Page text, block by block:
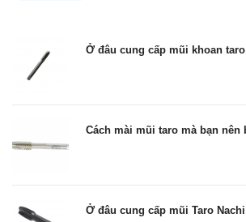
Ở đâu cung cấp mũi khoan
Cách mài mũi taro mà bạn nên
Ở đâu cung cấp mũi Taro